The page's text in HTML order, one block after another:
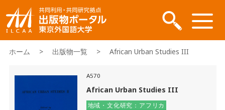
ホーム > 出版物一覧 > African Urban Studies III
A570
African Urban Studies III
地域・文化研究：アフリカ